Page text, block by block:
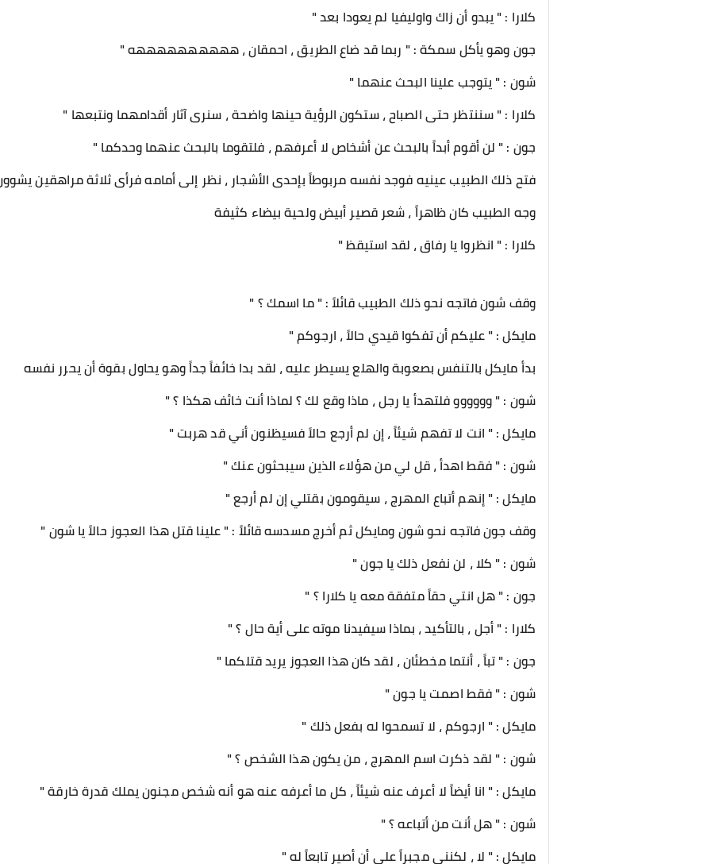
كلارا : " يبدو أن زاك واوليفيا لم يعودا بعد "
جون وهو يأكل سمكة : " ربما قد ضاع الطريق ، احمقان ، ههههههههههه "
شون : " يتوجب علينا البحث عنهما "
كلارا : " سننتظر حتى الصباح ، ستكون الرؤية حينها واضحة ، سنرى آثار أقدامهما ونتبعها "
جون : " لن أقوم أبداً بالبحث عن أشخاص لا أعرفهم ، فلتقوما بالبحث عنهما وحدكما "
فتح ذلك الطبيب عينيه فوجد نفسه مربوطاً بإحدى الأشجار ، نظر إلى أمامه فرأى ثلاثة مراهقين
وجه الطبيب كان ظاهراً ، شعر قصير أبيض ولحية بيضاء كثيفة
كلارا : " انظروا يا رفاق ، لقد استيقظ "
وقف شون فاتجه نحو ذلك الطبيب قائلاً : " ما اسمك ؟ "
مايكل : " عليكم أن تفكوا قيدي حالاً ، ارجوكم "
بدأ مايكل بالتنفس بصعوبة والهلع يسيطر عليه ، لقد بدا خائفاً جداً وهو يحاول بقوة أن يحرر نفسه
شون : " وووووو فلتهدأ يا رجل ، ماذا وقع لك ؟ لماذا أنت خائف هكذا ؟ "
مايكل : " انت لا تفهم شيئاً ، إن لم أرجع حالاً فسيظنون أني قد هربت "
شون : " فقط اهدأ ، قل لي من هؤلاء الذين سيبحثون عنك "
مايكل : " إنهم أتباع المهرج ، سيقومون بقتلي إن لم أرجع "
وقف جون فاتجه نحو شون ومايكل ثم أخرج مسدسه قائلاً : " علينا قتل هذا العجوز حالاً يا شون "
شون : " كلا ، لن نفعل ذلك يا جون "
جون : " هل انتي حقاً متفقة معه يا كلارا ؟ "
كلارا : " أجل ، بالتأكيد ، بماذا سيفيدنا موته على أية حال ؟ "
جون : " تباً ، أنتما مخطئان ، لقد كان هذا العجوز يريد قتلكما "
شون : " فقط اصمت يا جون "
مايكل : " ارجوكم ، لا تسمحوا له بفعل ذلك "
شون : " لقد ذكرت اسم المهرج ، من يكون هذا الشخص ؟ "
مايكل : " انا أيضاً لا أعرف عنه شيئاً ، كل ما أعرفه عنه هو أنه شخص مجنون يملك قدرة خارقة "
شون : " هل أنت من أتباعه ؟ "
مايكل : " لا ، لكنني مجبراً على أن أصير تابعاً له "